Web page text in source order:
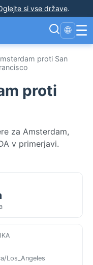
si vse države.
🌐 ☰
proti San
proti
za Amsterdam,
v primerjavi.
Los_Angeles